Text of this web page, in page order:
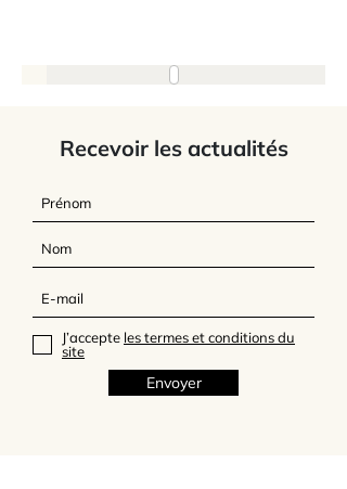
Recevoir les actualités
J’accepte les termes et conditions du
site
Envoyer